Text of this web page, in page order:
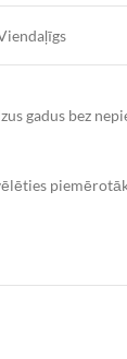
gadus bez